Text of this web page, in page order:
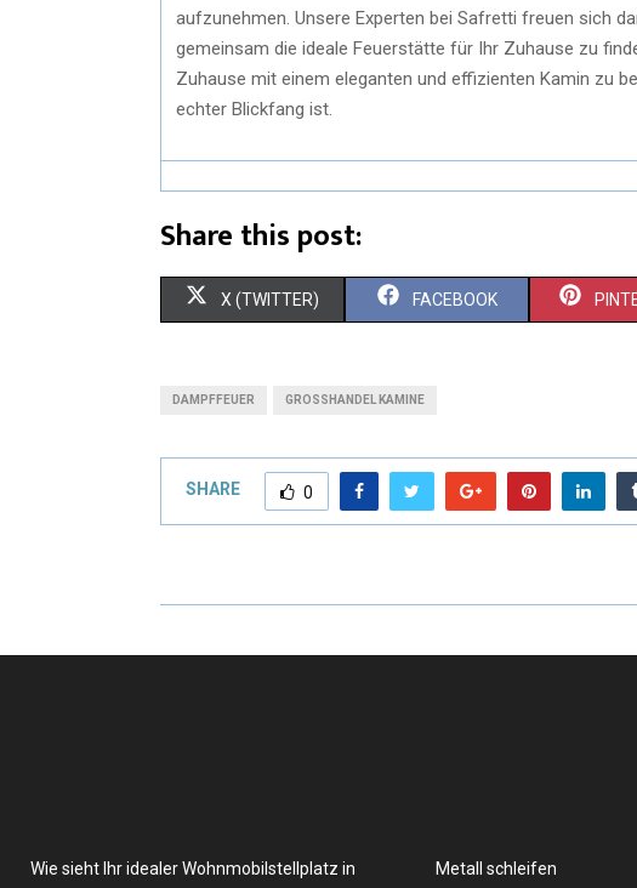
aufzunehmen. Unsere Experten bei Safretti freuen sich
gemeinsam die ideale Feuerstätte für Ihr Zuhause zu
Zuhause mit einem eleganten und effizienten Kamin zu
echter Blickfang ist.
Share this post:
X (TWITTER) FACEBOOK
DAMPFFEUER GROSSHANDEL KAMINE
SHARE 0
Wie sieht Ihr idealer Wohnmobilstellplatz in
Metall schleifen